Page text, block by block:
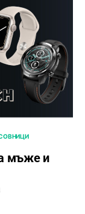
мъже и